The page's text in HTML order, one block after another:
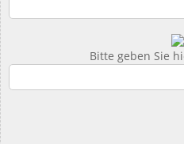
Bitte geben Sie